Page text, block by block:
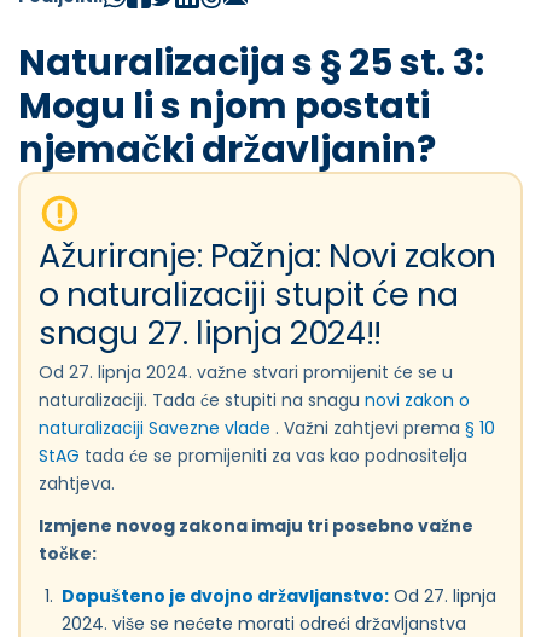
Naturalizacija s § 25 st. 3:
Mogu li s njom postati
njemački državljanin?
Ažuriranje: Pažnja: Novi zakon
o naturalizaciji stupit će na
snagu 27. lipnja 2024!!
Od 27. lipnja 2024. važne stvari promijenit će se u
naturalizaciji. Tada će stupiti na snagu novi zakon o
naturalizaciji Savezne vlade . Važni zahtjevi prema § 10
StAG tada će se promijeniti za vas kao podnositelja
zahtjeva.
Izmjene novog zakona imaju tri posebno važne
točke:
Dopušteno je dvojno državljanstvo: Od 27. lipnja
2024. više se nećete morati odreći državljanstva